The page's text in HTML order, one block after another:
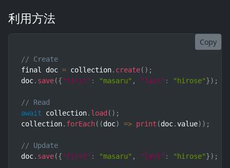
利用方法
Copy
// Create
final doc = collection. create( ) ;
doc. save({"first" : "masaru" , "last" : "hirose"}) ;
// Read
await collection. load ( ) ;
collection. forEach( (doc) => print (doc.value) ) ;
// Update
doc. save({"first" : "masaru" , "last" : "hirose"}) ;